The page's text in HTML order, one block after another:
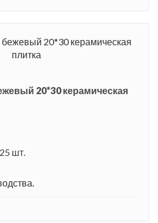
20*30 керамическая
шт.